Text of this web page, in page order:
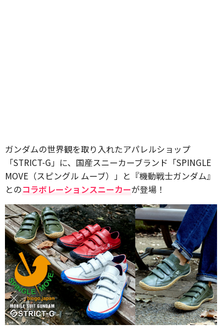
ガンダムの世界観を取り入れたアパレルショップ
「STRICT-G」に、国産スニーカーブランド「SPINGLE
MOVE（スピングル ムーブ）」と『機動戦士ガンダム』
とのコラボレーションスニーカーが登場！